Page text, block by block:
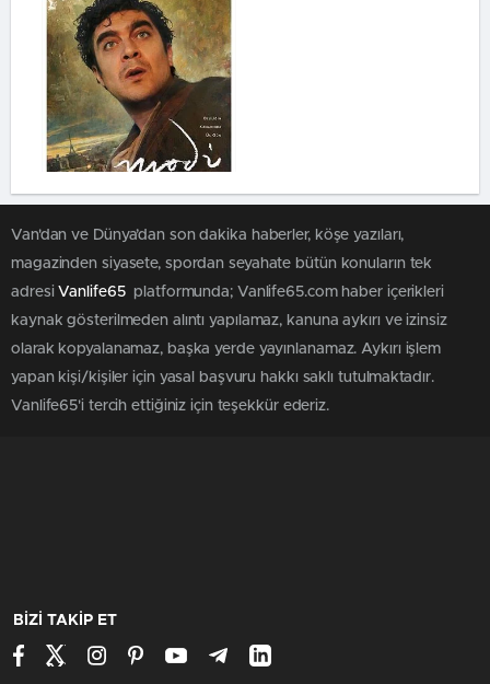
Van'dan ve Dünya’dan son dakika haberler, köşe yazıları,
magazinden siyasete, spordan seyahate bütün konuların tek
adresi Vanlife65 platformunda; Vanlife65.com haber içerikleri
kaynak gösterilmeden alıntı yapılamaz, kanuna aykırı ve izinsiz
olarak kopyalanamaz, başka yerde yayınlanamaz. Aykırı işlem
yapan kişi/kişiler için yasal başvuru hakkı saklı tutulmaktadır.
Vanlife65'i tercih ettiğiniz için teşekkür ederiz.
BİZİ TAKİP ET